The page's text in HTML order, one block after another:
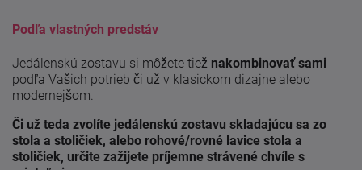
Podľa vlastných predstáv
Jedálenskú zostavu si môžete tiež nakombinovať sami
podľa Vašich potrieb či už v klasickom dizajne alebo
modernejšom.
Či už teda zvolíte jedálenskú zostavu skladajúcu sa zo
stola a stoličiek, alebo rohové/rovné lavice stola a
stoličiek, určite zažijete príjemne strávené chvíle s